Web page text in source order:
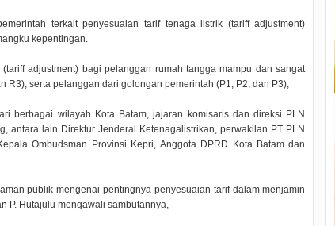
terkait penyesuaian tarif tenaga listrik (tariff adjustment)
kepentingan.
adjustment) bagi pelanggan rumah tangga mampu dan sangat
R3), serta pelanggan dari golongan pemerintah (P1, P2, dan P3),
berbagai wilayah Kota Batam, jajaran komisaris dan direksi PLN
antara lain Direktur Jenderal Ketenagalistrikan, perwakilan PT PLN
Ombudsman Provinsi Kepri, Anggota DPRD Kota Batam dan
publik mengenai pentingnya penyesuaian tarif dalam menjamin
P. Hutajulu mengawali sambutannya,